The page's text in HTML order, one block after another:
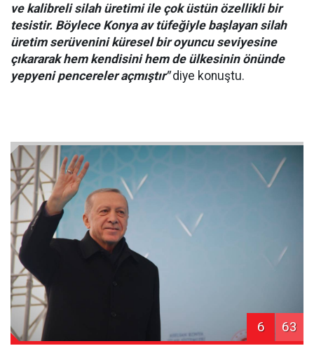
ve kalibreli silah üretimi ile çok üstün özellikli bir
tesistir. Böylece Konya av tüfeğiyle başlayan silah
üretim serüvenini küresel bir oyuncu seviyesine
çıkararak hem kendisini hem de ülkesinin önünde
yepyeni pencereler açmıştır"diye konuştu.
6 63